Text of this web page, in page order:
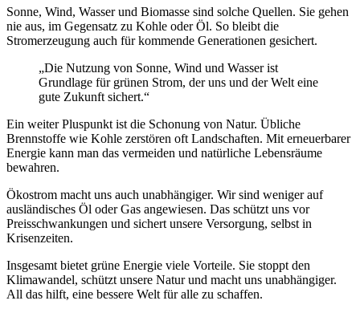
Sonne, Wind, Wasser und Biomasse sind solche Quellen. Sie gehen
nie aus, im Gegensatz zu Kohle oder Öl. So bleibt die
Stromerzeugung auch für kommende Generationen gesichert.
„Die Nutzung von Sonne, Wind und Wasser ist
Grundlage für grünen Strom, der uns und der Welt eine
gute Zukunft sichert.“
Ein weiter Pluspunkt ist die Schonung von Natur. Übliche
Brennstoffe wie Kohle zerstören oft Landschaften. Mit erneuerbarer
Energie kann man das vermeiden und natürliche Lebensräume
bewahren.
Ökostrom macht uns auch unabhängiger. Wir sind weniger auf
ausländisches Öl oder Gas angewiesen. Das schützt uns vor
Preisschwankungen und sichert unsere Versorgung, selbst in
Krisenzeiten.
Insgesamt bietet grüne Energie viele Vorteile. Sie stoppt den
Klimawandel, schützt unsere Natur und macht uns unabhängiger.
All das hilft, eine bessere Welt für alle zu schaffen.